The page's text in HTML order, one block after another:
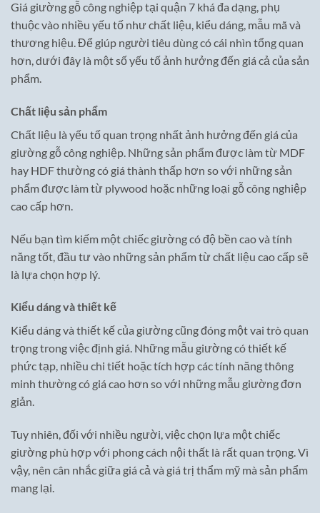
Giá giường gỗ công nghiệp tại quận 7 khá đa dạng, phụ
thuộc vào nhiều yếu tố như chất liệu, kiểu dáng, mẫu mã và
thương hiệu. Để giúp người tiêu dùng có cái nhìn tổng quan
hơn, dưới đây là một số yếu tố ảnh hưởng đến giá cả của sản
phẩm.
Chất liệu sản phẩm
Chất liệu là yếu tố quan trọng nhất ảnh hưởng đến giá của
giường gỗ công nghiệp. Những sản phẩm được làm từ MDF
hay HDF thường có giá thành thấp hơn so với những sản
phẩm được làm từ plywood hoặc những loại gỗ công nghiệp
cao cấp hơn.
Nếu bạn tìm kiếm một chiếc giường có độ bền cao và tính
năng tốt, đầu tư vào những sản phẩm từ chất liệu cao cấp sẽ
là lựa chọn hợp lý.
Kiểu dáng và thiết kế
Kiểu dáng và thiết kế của giường cũng đóng một vai trò quan
trọng trong việc định giá. Những mẫu giường có thiết kế
phức tạp, nhiều chi tiết hoặc tích hợp các tính năng thông
minh thường có giá cao hơn so với những mẫu giường đơn
giản.
Tuy nhiên, đối với nhiều người, việc chọn lựa một chiếc
giường phù hợp với phong cách nội thất là rất quan trọng. Vì
vậy, nên cân nhắc giữa giá cả và giá trị thẩm mỹ mà sản phẩm
mang lại.